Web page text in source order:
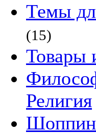
Темы
(15)
Товары
Религия